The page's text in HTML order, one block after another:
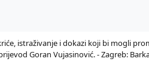
istraživanje i dokazi koji bi mogli
Goran Vujasinović. - Zagreb: